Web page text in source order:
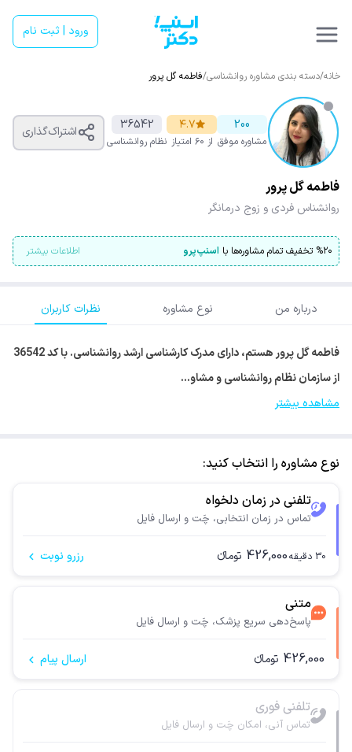
ورود | ثبت نام
خانه/دسته بندی مشاوره روانشناسی/فاطمه گل پرور
200
مشاوره موفق
۴.۷
از ۶۰ امتیاز
36542
نظام روانشناسی
اشتراک‌گذاری
فاطمه گل پرور
روانشناس فردی و زوج درمانگر
%۲۰ تخفیف تمام مشاوره‌ها با اسنپ‌پرو اطلاعات بیشتر
درباره من نوع مشاوره نظرات کاربران
فاطمه گل پرور هستم، دارای مدرک کارشناسی ارشد روانشناسی. با کد 36542
از سازمان نظام روانشناسی و مشاو…
مشاهده بیشتر
نوع مشاوره را انتخاب کنید:
تلفنی در زمان دلخواه
تماس در زمان انتخابی، چَت و ارسال فایل
30 دقیقه426,000 تومانء رزرو نوبت
متنی
پاسخ‌دهی سریع پزشک، چَت و ارسال فایل
426,000 تومانء ارسال پیام
تلفنی فوری
تماس آنی، امکان چَت و ارسال فایل